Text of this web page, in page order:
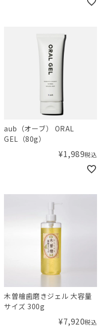
aub（オーブ） ORAL
GEL（80g）
¥1,989税込
木曽檜歯磨きジェル 大容量
サイズ 300g
¥7,920税込